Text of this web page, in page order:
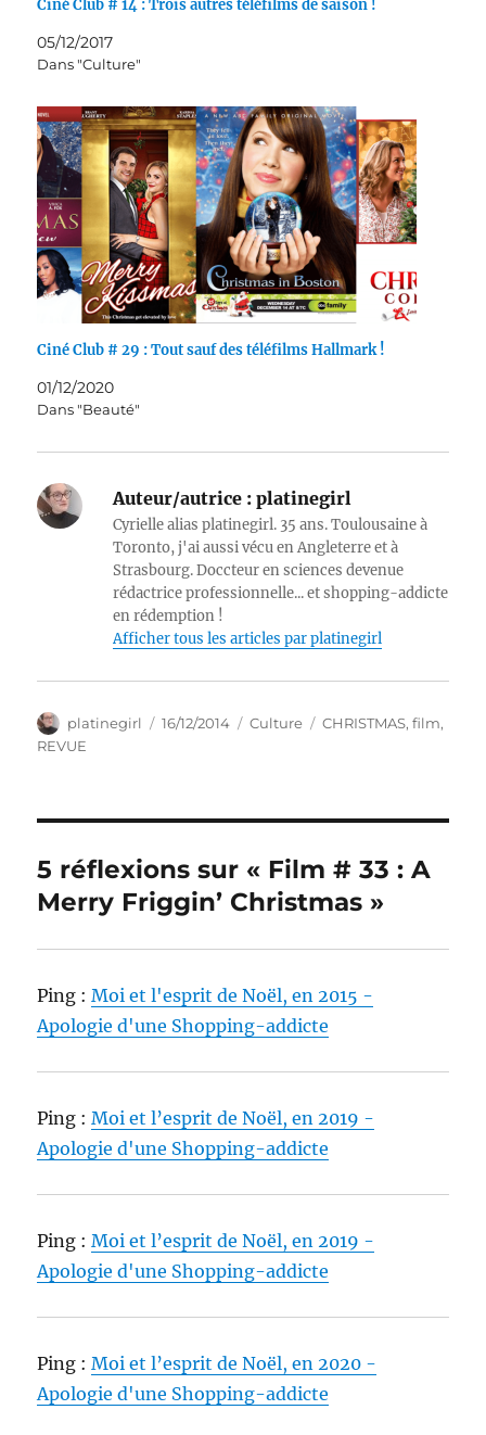
Ciné Club # 14 : Trois autres téléfilms de saison !
05/12/2017
Dans "Culture"
Ciné Club # 29 : Tout sauf des téléfilms Hallmark !
01/12/2020
Dans "Beauté"
Auteur/autrice : platinegirl
Cyrielle alias platinegirl. 35 ans. Toulousaine à
Toronto, j'ai aussi vécu en Angleterre et à
Strasbourg. Doccteur en sciences devenue
rédactrice professionnelle... et shopping-addicte
en rédemption !
Afficher tous les articles par platinegirl
Auteur
platinegirl
Publié
16/12/2014 Catégories
Culture Étiquettes
CHRISTMAS,film,
REVUE
5 réflexions sur « Film # 33 : A
Merry Friggin’ Christmas »
Ping :Moi et l'esprit de Noël, en 2015 -
Apologie d'une Shopping-addicte
Ping :Moi et l’esprit de Noël, en 2019 -
Apologie d'une Shopping-addicte
Ping :Moi et l’esprit de Noël, en 2019 -
Apologie d'une Shopping-addicte
Ping :Moi et l’esprit de Noël, en 2020 -
Apologie d'une Shopping-addicte